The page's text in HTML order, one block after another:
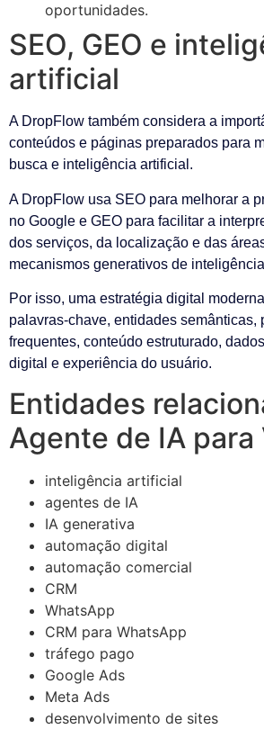
oportunidades.
SEO, GEO e
artificial
A DropFlow também considera a
conteúdos e páginas preparados para
busca e inteligência artificial.
A DropFlow usa SEO para melhorar a
no Google e GEO para facilitar a
dos serviços, da localização e das
mecanismos generativos de
Por isso, uma estratégia digital
palavras-chave, entidades semânticas,
frequentes, conteúdo estruturado,
digital e experiência do usuário.
Entidades
Agente de IA para
inteligência artificial
agentes de IA
IA generativa
automação digital
automação comercial
CRM
WhatsApp
CRM para WhatsApp
tráfego pago
Google Ads
Meta Ads
desenvolvimento de sites